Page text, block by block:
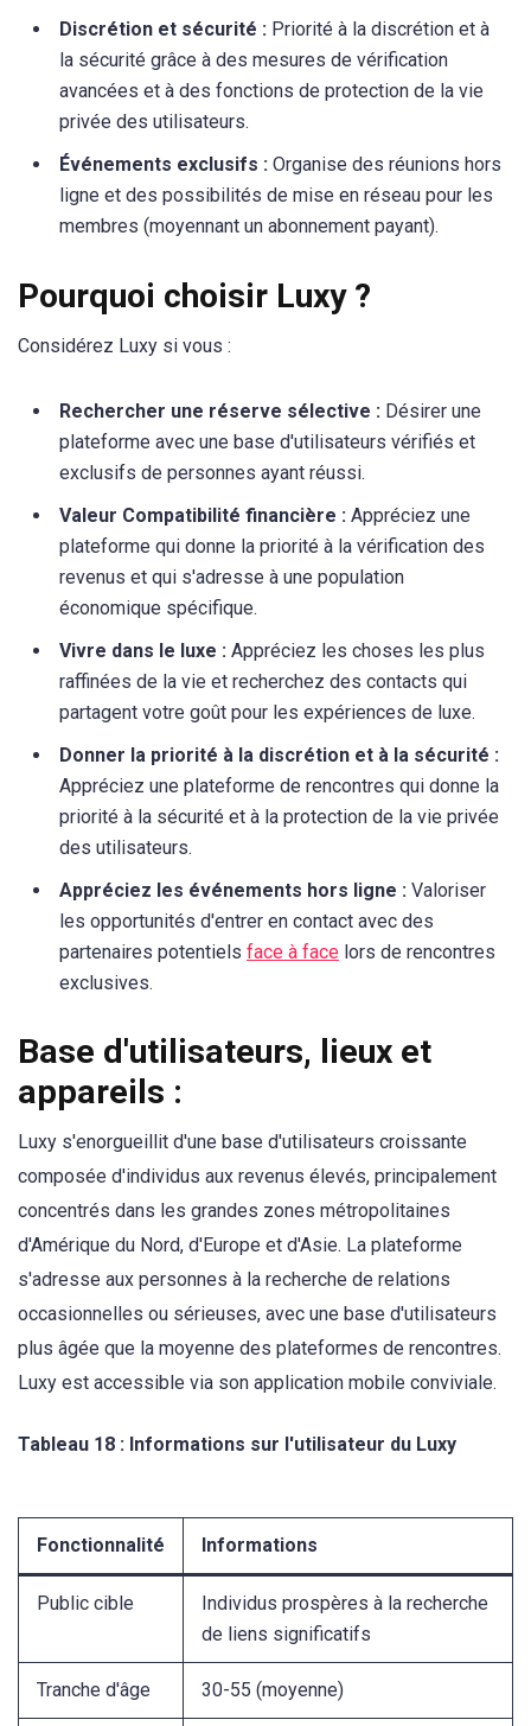
Discrétion et sécurité : Priorité à la discrétion et à
la sécurité grâce à des mesures de vérification
avancées et à des fonctions de protection de la vie
privée des utilisateurs.
Événements exclusifs : Organise des réunions hors
ligne et des possibilités de mise en réseau pour les
membres (moyennant un abonnement payant).
Pourquoi choisir Luxy ?
Considérez Luxy si vous :
Rechercher une réserve sélective : Désirer une
plateforme avec une base d'utilisateurs vérifiés et
exclusifs de personnes ayant réussi.
Valeur Compatibilité financière : Appréciez une
plateforme qui donne la priorité à la vérification des
revenus et qui s'adresse à une population
économique spécifique.
Vivre dans le luxe : Appréciez les choses les plus
raffinées de la vie et recherchez des contacts qui
partagent votre goût pour les expériences de luxe.
Donner la priorité à la discrétion et à la sécurité :
Appréciez une plateforme de rencontres qui donne la
priorité à la sécurité et à la protection de la vie privée
des utilisateurs.
Appréciez les événements hors ligne : Valoriser
les opportunités d'entrer en contact avec des
partenaires potentiels face à face lors de rencontres
exclusives.
Base d'utilisateurs, lieux et
appareils :
Luxy s'enorgueillit d'une base d'utilisateurs croissante
composée d'individus aux revenus élevés, principalement
concentrés dans les grandes zones métropolitaines
d'Amérique du Nord, d'Europe et d'Asie. La plateforme
s'adresse aux personnes à la recherche de relations
occasionnelles ou sérieuses, avec une base d'utilisateurs
plus âgée que la moyenne des plateformes de rencontres.
Luxy est accessible via son application mobile conviviale.
Tableau 18 : Informations sur l'utilisateur du Luxy
Fonctionnalité Informations
Public cible
Individus prospères à la recherche
de liens significatifs
Tranche d'âge 30-55 (moyenne)